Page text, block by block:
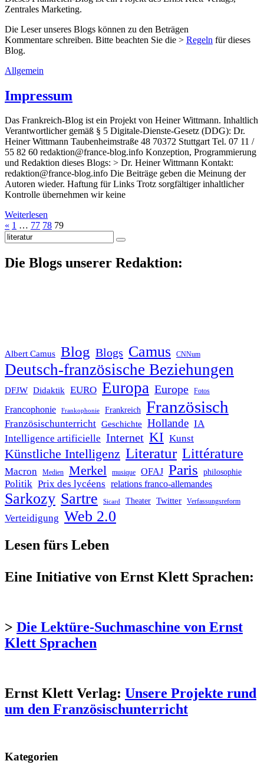
Zentrales Marketing.
Die Leser unseres Blogs können zu den Beträgen
Kommentare schreiben. Bitte beachten Sie die > Regeln für dieses
Blog.
Allgemein
Impressum
Das Frankreich-Blog ist ein Projekt von Heiner Wittmann. Inhaltlich
Verantwortlicher gemäß § 5 Digitale-Dienste-Gesetz (DDG): Dr.
Heiner Wittmann Taubenheimstraße 48 70372 Stuttgart Tel. 07 11 /
55 82 60 redaktion@france-blog.info Konzeption, Programmierung
und Redaktion dieses Blogs: > Dr. Heiner Wittmann Kontakt:
redaktion@france-blog.info Die Beiträge geben die Meinung der
Autoren wieder. Haftung für Links Trotz sorgfältiger inhaltlicher
Kontrolle übernehmen wir keine
Weiterlesen
« 1 … 77 78 79
Suche
nach:
Die Blogs unserer Redaktion:
Albert Camus Blog Blogs Camus CNNum
Deutsch-französische Beziehungen
DFJW Didaktik EURO Europa Europe Fotos
Francophonie Frankophonie Frankreich Französisch
Französischunterricht Geschichte Hollande IA
Intelligence artificielle Internet KI Kunst
Künstliche Intelligenz Literatur Littérature
Macron Medien Merkel musique OFAJ Paris philosophie
Politik Prix des lycéens relations franco-allemandes
Sarkozy Sartre Sicard Theater Twitter Verfassungsreform
Verteidigung Web 2.0
Lesen fürs Leben
Eine Initiative von Ernst Klett Sprachen:
> Die Lektüre-Suchmaschine von Ernst
Klett Sprachen
Ernst Klett Verlag: Unsere Projekte rund
um den Französischunterricht
Kategorien